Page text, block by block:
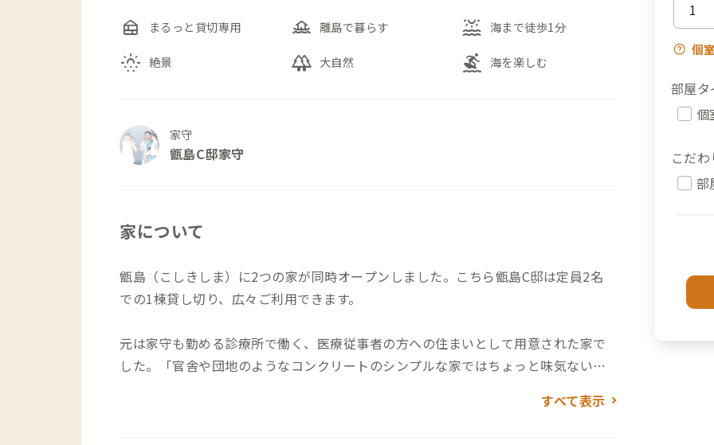
nest_multi_room まるっと貸切専用 houseboat 離島で暮らす water_lux 海まで徒歩1分
sunny_snowing 絶景 forest 大自然 surfing 海を楽しむ
家守
甑島C邸家守
家について
甑島（こしきしま）に2つの家が同時オープンしました。こちら甑島C邸は定員2名
での1棟貸し切り、広々ご利用できます。
元は家守も勤める診療所で働く、医療従事者の方への住まいとして用意された家で
した。「官舎や団地のようなコンクリートのシンプルな家ではちょっと味気ない」
と改築をされたとのこと。住まいだからもちろん便利に清潔に、島の雰囲気や歴史
すべて表示
個
部屋タ
個
こだ
部